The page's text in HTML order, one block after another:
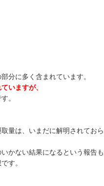
分に多く含まれています。
いますが、
。
量は、いまだに解明されておら
かない結果になるという報告も
す。